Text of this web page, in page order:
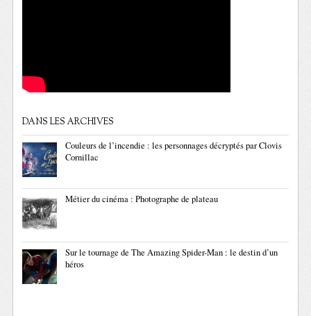
DANS LES ARCHIVES
Couleurs de l’incendie : les personnages décryptés par Clovis
Cornillac
Métier du cinéma : Photographe de plateau
Sur le tournage de The Amazing Spider-Man : le destin d’un
héros